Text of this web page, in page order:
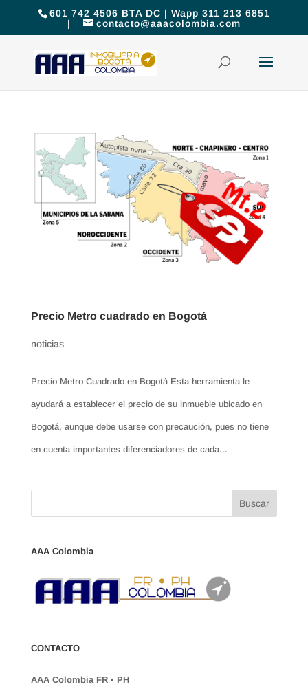
601 742 4506 BTA DC | Wapp 311 213 6851
|
contacto@aaacolombia.com
Precio Metro cuadrado en Bogotá
noticias
Precio Metro Cuadrado en Bogotá Esta herramienta le
ayudará a establecer el precio de su inmueble ubicado en
Bogotá, aunque debe usarse con precaución, pues no tiene
en cuenta importantes diferenciadores de cada...
AAA Colombia
CONTACTO
AAA Colombia FR • PH